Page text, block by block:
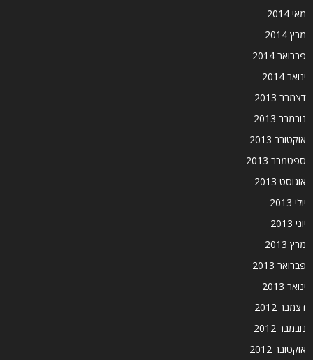
מאי 2014
מרץ 2014
פברואר 2014
ינואר 2014
דצמבר 2013
נובמבר 2013
אוקטובר 2013
ספטמבר 2013
אוגוסט 2013
יולי 2013
יוני 2013
מרץ 2013
פברואר 2013
ינואר 2013
דצמבר 2012
נובמבר 2012
אוקטובר 2012